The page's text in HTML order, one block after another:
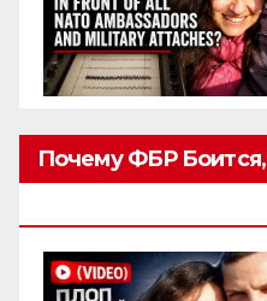
Почему ФБР